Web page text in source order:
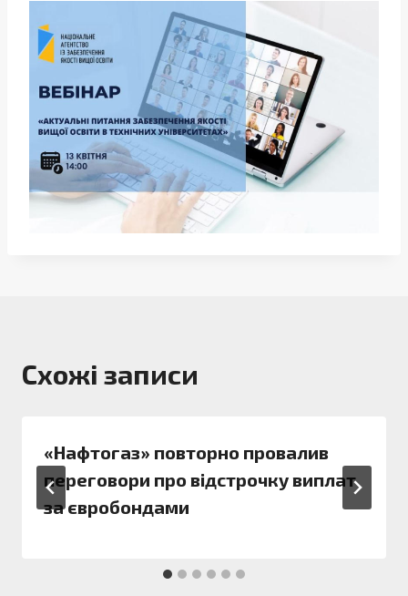
Схожі записи
«Нафтогаз» повторно провалив
переговори про відстрочку виплат
за євробондами